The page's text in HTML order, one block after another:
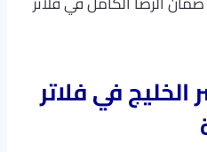
في فلاتر